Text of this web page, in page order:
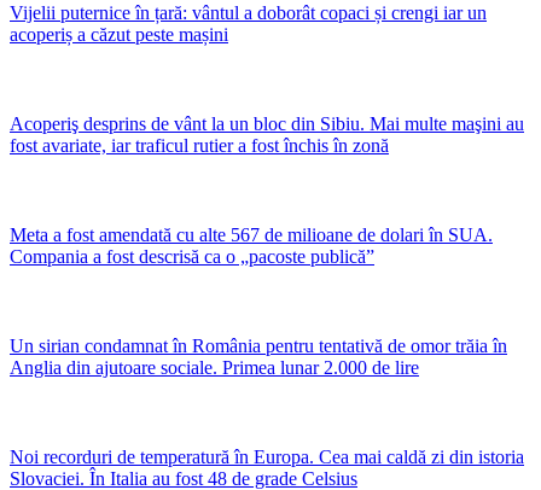
Vijelii puternice în țară: vântul a doborât copaci și crengi iar un
acoperiș a căzut peste mașini
Acoperiş desprins de vânt la un bloc din Sibiu. Mai multe maşini au
fost avariate, iar traficul rutier a fost închis în zonă
Meta a fost amendată cu alte 567 de milioane de dolari în SUA.
Compania a fost descrisă ca o „pacoste publică”
Un sirian condamnat în România pentru tentativă de omor trăia în
Anglia din ajutoare sociale. Primea lunar 2.000 de lire
Noi recorduri de temperatură în Europa. Cea mai caldă zi din istoria
Slovaciei. În Italia au fost 48 de grade Celsius